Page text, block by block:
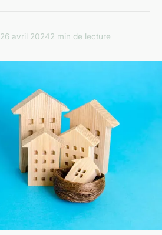
26 avril 20242 min de lecture